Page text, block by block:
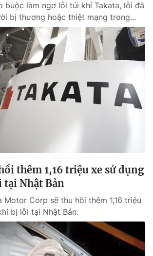
buộc làm ngơ lỗi túi khí Takata, lỗi đã
bị thương hoặc thiệt mạng trong...
thêm 1,16 triệu xe sử dụng
Nhật Bản
Motor Corp sẽ thu hồi thêm 1,16 triệu
bị lỗi tại Nhật Bản.